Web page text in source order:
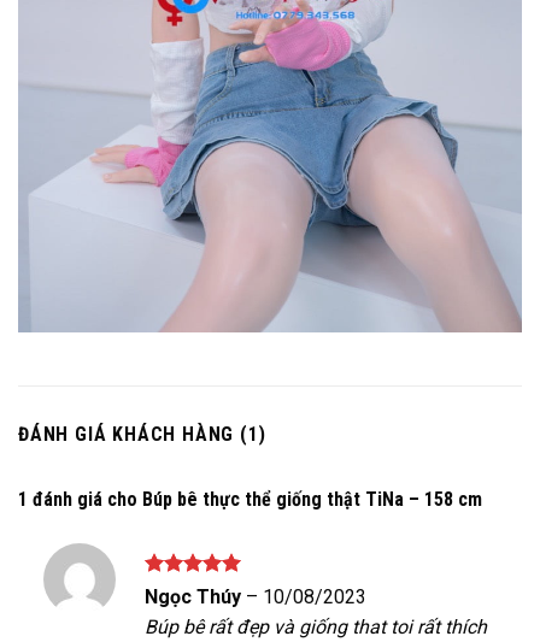
ĐÁNH GIÁ KHÁCH HÀNG (1)
1 đánh giá cho Búp bê thực thể giống thật TiNa – 158 cm
Được xếp
hạng
sao
Ngọc Thúy – 10/08/2023
Búp bê rất đẹp và giống that toi rất thích